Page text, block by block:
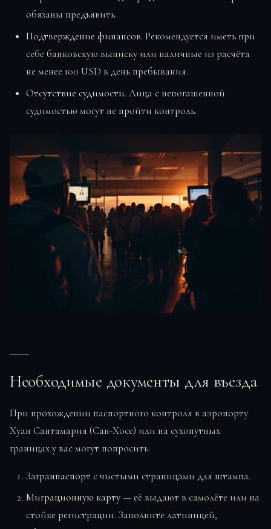
обязаны предъявить.
Подтверждение финансов. Рекомендуется иметь при
себе банковскую выписку или наличные из расчёта
не менее 100 USD в день пребывания.
Отсутствие судимости. Лица с непогашенной
судимостью могут не пройти контроль.
Необходимые документы для въезда
При прохождении паспортного контроля в аэропорту
Хуан Сантамария (Сан-Хосе) или на сухопутных
границах у вас могут попросить:
Загранпаспорт с чистыми страницами для штампа.
Миграционную карту— её выдают в самолёте или на
стойке регистрации. Заполните латиницей,